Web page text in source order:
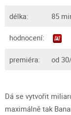
délka: 85
hodnocení:
premiéra: od
Dá se vytvořit
maximálně tak